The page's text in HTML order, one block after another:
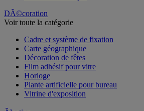
DÃ©coration
Cadre et système de fixation
Carte géographique
Décoration de fêtes
Film adhésif pour vitre
Horloge
Plante artificielle pour bureau